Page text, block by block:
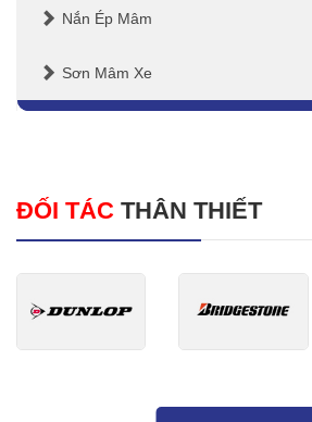
Nắn Ép Mâm
Sơn Mâm Xe
ĐỐI TÁC THÂN THIẾT